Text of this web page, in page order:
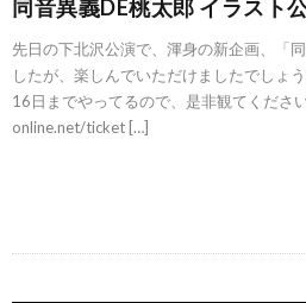
同音異義DE桃太郎 イラスト公
先日の下北沢公演で、渾身の新企画、「
したが、楽しんでいただけましたでしょ
16日までやってるので、是非観てくだ
online.net/ticket […]